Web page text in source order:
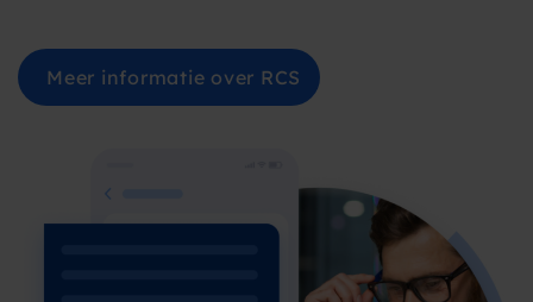
Meer informatie over RCS